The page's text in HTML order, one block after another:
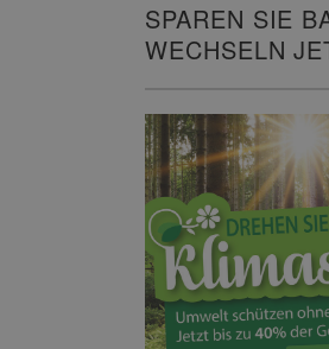
SPAREN SIE
WECHSELN